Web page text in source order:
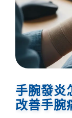
手腕發炎
改善手腕